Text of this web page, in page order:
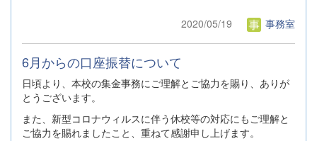
2020/05/19 事務室
6月からの口座振替について
日頃より、本校の集金事務にご理解とご協力を賜り、ありが
とうございます。
また、新型コロナウィルスに伴う休校等の対応にもご理解と
ご協力を賜れましたこと、重ねて感謝申し上げます。